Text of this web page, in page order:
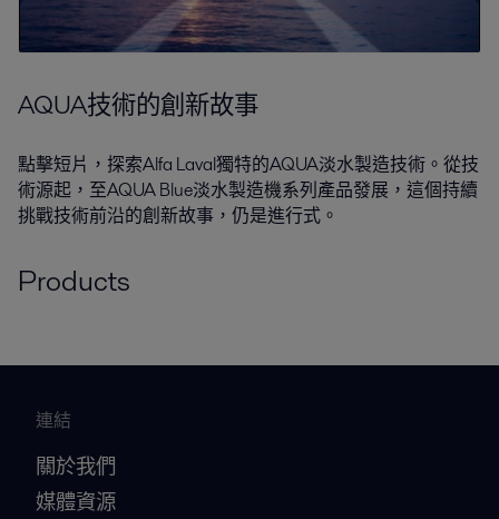
AQUA技術的創新故事
點擊短片，探索Alfa Laval獨特的AQUA淡水製造技術。從技
術源起，至AQUA Blue淡水製造機系列產品發展，這個持續
挑戰技術前沿的創新故事，仍是進行式。
Products
連結
關於我們
媒體資源